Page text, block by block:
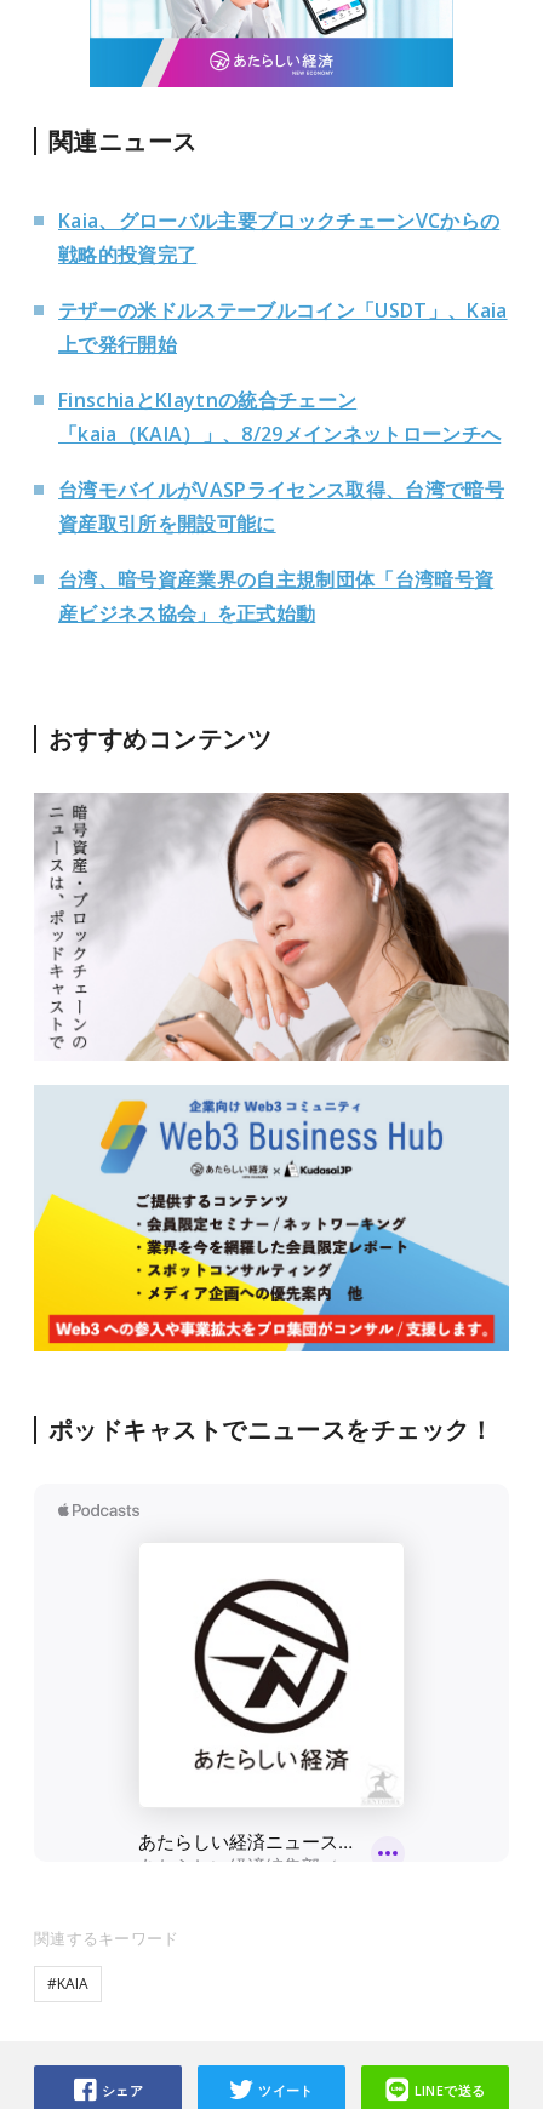
関連ニュース
Kaia、グローバル主要ブロックチェーンVCからの
戦略的投資完了
テザーの米ドルステーブルコイン「USDT」、Kaia
上で発行開始
FinschiaとKlaytnの統合チェーン
「kaia（KAIA）」、8/29メインネットローンチへ
台湾モバイルがVASPライセンス取得、台湾で暗号
資産取引所を開設可能に
台湾、暗号資産業界の自主規制団体「台湾暗号資
産ビジネス協会」を正式始動
おすすめコンテンツ
ポッドキャストでニュースをチェック！
関連するキーワード
#KAIA
シェア ツイート LINEで送る